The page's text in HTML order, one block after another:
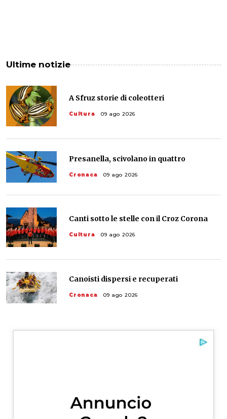
Ultime notizie
A Sfruz storie di coleotteri
Cultura 09 ago 2026
Presanella, scivolano in quattro
Cronaca 09 ago 2026
Canti sotto le stelle con il Croz Corona
Cultura 09 ago 2026
Canoisti dispersi e recuperati
Cronaca 09 ago 2026